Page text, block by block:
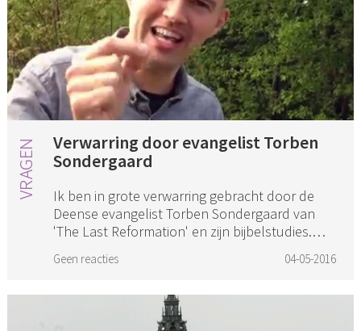
Verwarring door evangelist Torben
Sondergaard
Ik ben in grote verwarring gebracht door de
Deense evangelist Torben Sondergaard van
'The Last Reformation' en zijn bijbelstudies.
wij terug moeten naar zoa...
Geen reacties 04-05-2016